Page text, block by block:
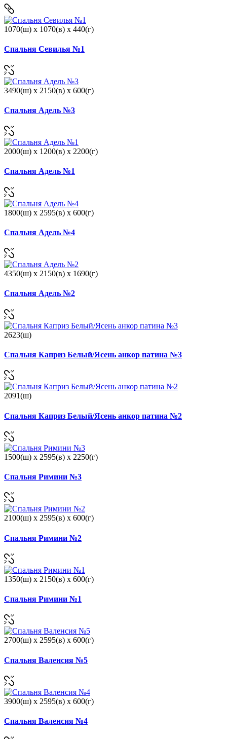
1070(ш) x 1070(в) x 440(г)
Спальня Севилья №1
3490(ш) x 2150(в) x 600(г)
Спальня Адель №3
2000(ш) x 1200(в) x 2200(г)
Спальня Адель №1
1800(ш) x 2595(в) x 600(г)
Спальня Адель №4
4350(ш) x 2150(в) x 1690(г)
Спальня Адель №2
2623(ш)
Спальня Каприз Белый/Ясень анкор патина №3
2091(ш)
Спальня Каприз Белый/Ясень анкор патина №2
1500(ш) x 2595(в) x 2250(г)
Спальня Римини №3
2100(ш) x 2595(в) x 600(г)
Спальня Римини №2
1350(ш) x 2150(в) x 600(г)
Спальня Римини №1
2700(ш) x 2595(в) x 600(г)
Спальня Валенсия №5
3900(ш) x 2595(в) x 600(г)
Спальня Валенсия №4